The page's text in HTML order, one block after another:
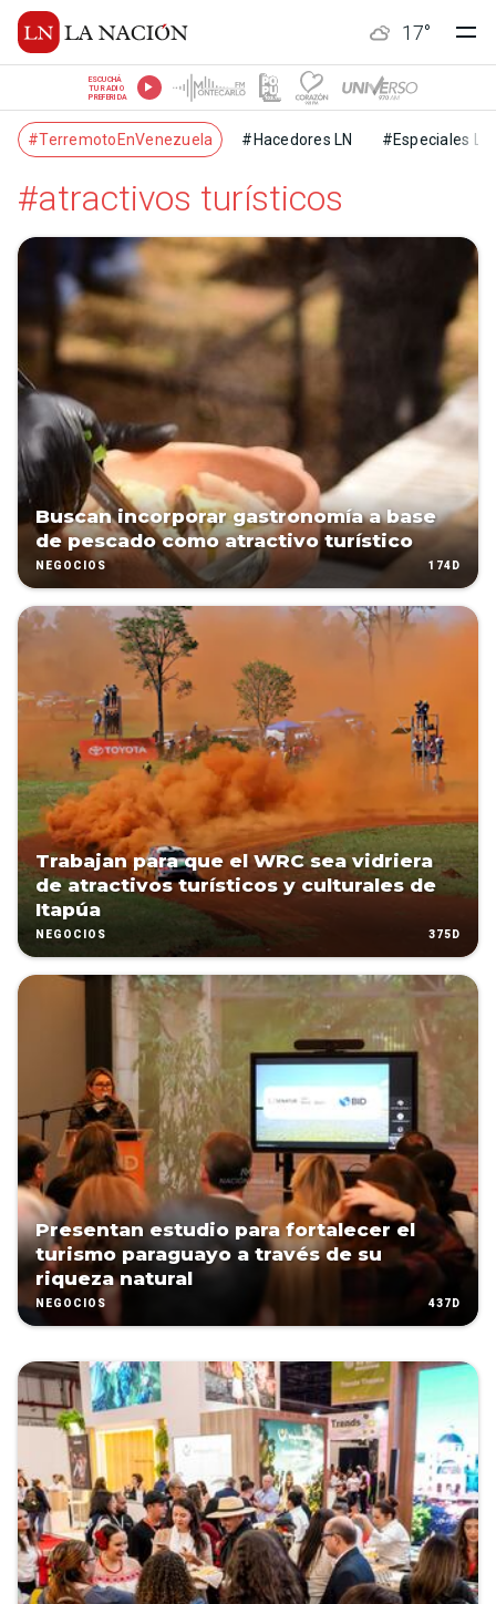
17°
ESCUCHÁ
TU RADIO
PREFERIDA
#TerremotoEnVenezuela #Hacedores LN #Especiales LN
#atractivos turísticos
Buscan incorporar gastronomía a base
de pescado como atractivo turístico
NEGOCIOS 174D
Trabajan para que el WRC sea vidriera
de atractivos turísticos y culturales de
Itapúa
NEGOCIOS 375D
Presentan estudio para fortalecer el
turismo paraguayo a través de su
riqueza natural
NEGOCIOS 437D